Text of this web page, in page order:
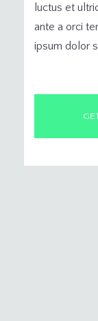
luctus et
ante a orci
ipsum dolor